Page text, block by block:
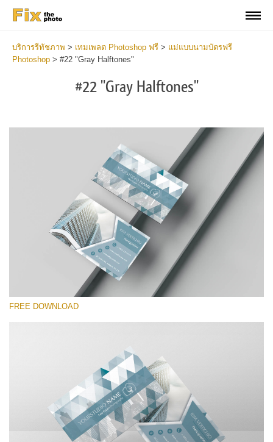
บริการรีทัชภาพ > เทมเพลต Photoshop ฟรี > แม่แบบนามบัตรฟรี
Photoshop > #22 "Gray Halftones"
#22 "Gray Halftones"
โปรดเลือก
Free Template #22
Marketing Templates Photography
ดาวน์โหลดฟรี
FREE DOWNLOAD